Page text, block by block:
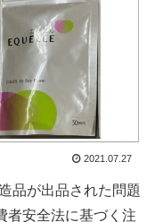
2021.07.27
品が出品された問題
者安全法に基づく注